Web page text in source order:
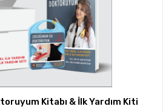
Kitabı & İlk Yardım Kiti